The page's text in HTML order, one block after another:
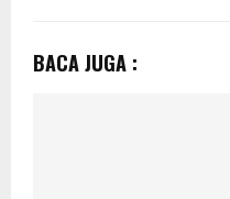
BACA JUGA :